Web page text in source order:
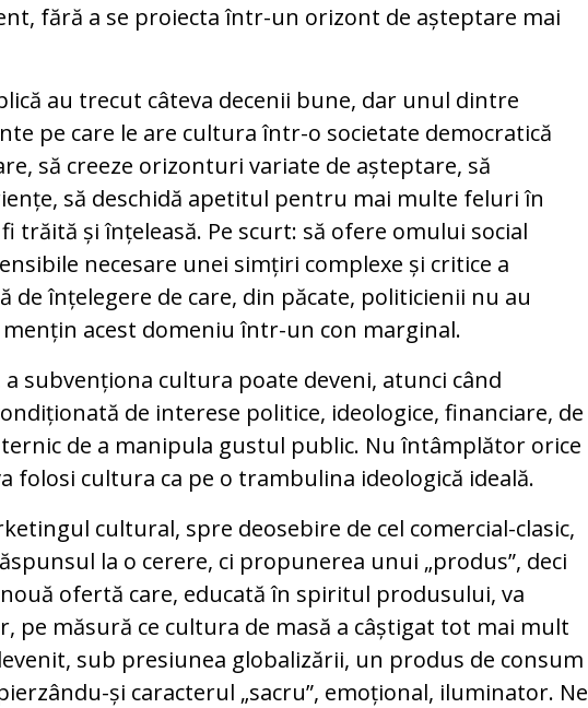
fără a se proiecta într-un orizont de așteptare mai
au trecut câteva decenii bune, dar unul dintre
pe care le are cultura într-o societate democratică
să creeze orizonturi variate de așteptare, să
să deschidă apetitul pentru mai multe feluri în
trăită și înțeleasă. Pe scurt: să ofere omului social
necesare unei simțiri complexe și critice a
de înțelegere de care, din păcate, politicienii nu au
mențin acest domeniu într-un con marginal.
a subvenționa cultura poate deveni, atunci când
de interese politice, ideologice, financiare, de
de a manipula gustul public. Nu întâmplător orice
folosi cultura ca pe o trambulina ideologică ideală.
cultural, spre deosebire de cel comercial-clasic,
la o cerere, ci propunerea unui „produs”, deci
ofertă care, educată în spiritul produsului, va
pe măsură ce cultura de masă a câștigat tot mai mult
sub presiunea globalizării, un produs de consum
și caracterul „sacru”, emoțional, iluminator. Ne